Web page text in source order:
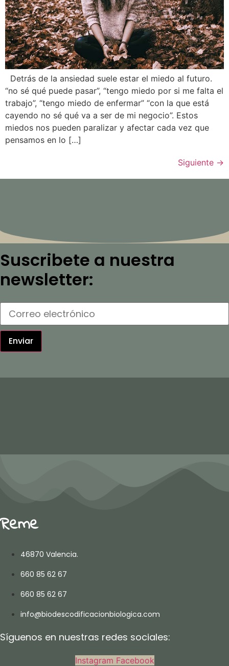
Detrás de la ansiedad suele estar el miedo al futuro.
“no sé qué puede pasar”, “tengo miedo por si me falta el
trabajo”, “tengo miedo de enfermar” “con la que está
cayendo no sé qué va a ser de mi negocio”. Estos
miedos nos pueden paralizar y afectar cada vez que
pensamos en lo […]
Siguiente →
Suscribete a nuestra
newsletter:
Enviar
Reme
46870 Valencia.
660 85 62 67
660 85 62 67
info@biodescodificacionbiologica.com
Síguenos en nuestras redes sociales:
Instagram Facebook